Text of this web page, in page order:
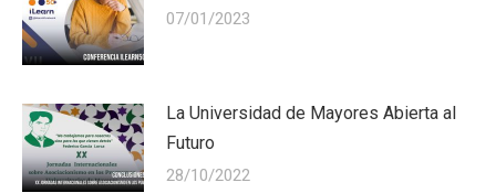
07/01/2023
La Universidad de Mayores Abierta al
Futuro
28/10/2022